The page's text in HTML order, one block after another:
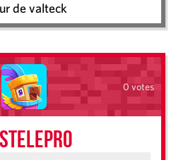
de valteck
0 votes